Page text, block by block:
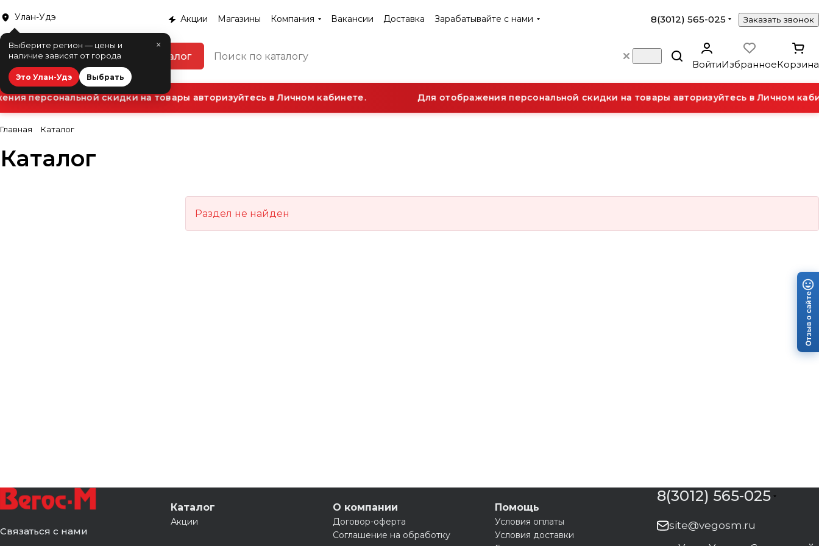
Улан-Удэ
×
Выберите регион — цены и
наличие зависят от города
Это Улан-Удэ Выбрать
Акции Магазины Компания Вакансии Доставка Зарабатывайте с нами 8(3012) 565-025 Заказать звонок
Каталог
ВойтиИзбранноеКорзина
персональной скидки на товары авторизуйтесь в Личном кабинете. Для отображения персональной скидки на товары авторизуйтесь в Личном
Главная Каталог
Каталог
Раздел не найден
Связаться с нами
Каталог
Акции
О компании
Договор-оферта
Соглашение на обработку
Помощь
Условия оплаты
Условия доставки
8(3012) 565-025
site@vegosm.ru
Отзыв о сайте